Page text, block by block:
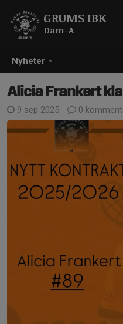
Nyheter
GRUMS IBK
Dam-A
Alicia Frankert
9 sep 2025 0